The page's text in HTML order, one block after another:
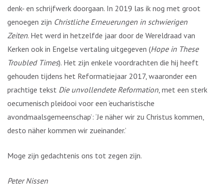
denk- en schrijfwerk doorgaan. In 2019 las ik nog met groot
genoegen zijn Christliche Erneuerungen in schwierigen
Zeiten. Het werd in hetzelfde jaar door de Wereldraad van
Kerken ook in Engelse vertaling uitgegeven (Hope in These
Troubled Times). Het zijn enkele voordrachten die hij heeft
gehouden tijdens het Reformatiejaar 2017, waaronder een
prachtige tekst Die unvollendete Reformation , met een sterk
oecumenisch pleidooi voor een ‘eucharistische
avondmaalsgemeenschap’: ‘Je näher wir zu Christus kommen,
desto näher kommen wir zueinander.’
Moge zijn gedachtenis ons tot zegen zijn.
Peter Nissen